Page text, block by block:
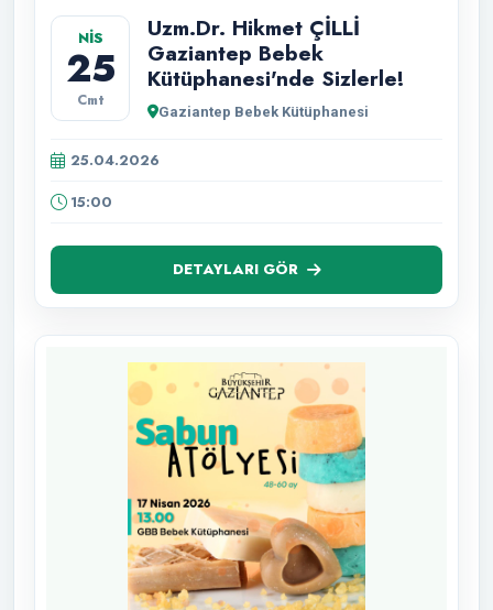
NİS
25
Cmt
Uzm.Dr. Hikmet ÇİLLİ
Gaziantep Bebek
Kütüphanesi'nde Sizlerle!
Gaziantep Bebek Kütüphanesi
25.04.2026
15:00
DETAYLARI GÖR